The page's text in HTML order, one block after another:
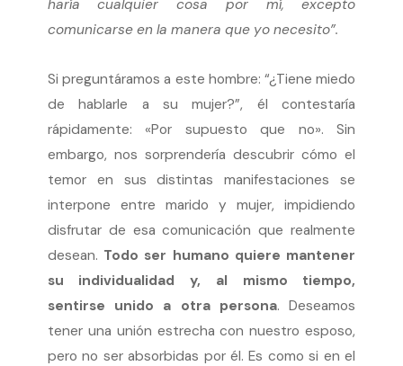
haría cualquier cosa por mí, excepto
comunicarse en la manera que yo necesito”.
Si preguntáramos a este hombre: “¿Tiene miedo
de hablarle a su mujer?”, él contestaría
rápidamente: «Por supuesto que no». Sin
embargo, nos sorprendería descubrir cómo el
temor en sus distintas manifestaciones se
interpone entre marido y mujer, impidiendo
disfrutar de esa comunicación que realmente
desean. Todo ser humano quiere mantener
su individualidad y, al mismo tiempo,
sentirse unido a otra persona. Deseamos
tener una unión estrecha con nuestro esposo,
pero no ser absorbidas por él. Es como si en el